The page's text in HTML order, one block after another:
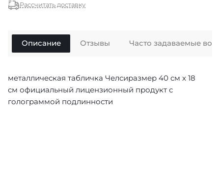
Рассчитать доставку
Описание
металлическая табличка Челсиразмер 40 см х 18
см официальный лицензионный продукт с
голограммой подлинности
Отзывы Часто задаваемые